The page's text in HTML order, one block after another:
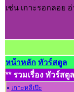
เช่น เกาะรอกลอย
หน้าหลัก ทัวร์สตูล
** รวมเรื่อง ทัวร์สตูล
• เกาะหลีเป๊ะ